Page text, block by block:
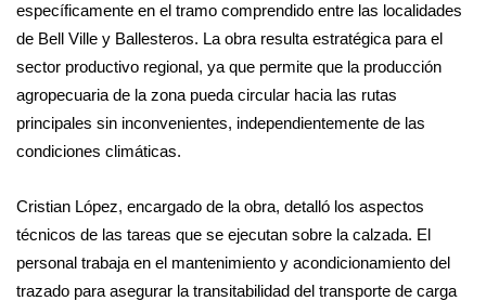
específicamente en el tramo comprendido entre las localidades
de Bell Ville y Ballesteros. La obra resulta estratégica para el
sector productivo regional, ya que permite que la producción
agropecuaria de la zona pueda circular hacia las rutas
principales sin inconvenientes, independientemente de las
condiciones climáticas.
Cristian López, encargado de la obra, detalló los aspectos
técnicos de las tareas que se ejecutan sobre la calzada. El
personal trabaja en el mantenimiento y acondicionamiento del
trazado para asegurar la transitabilidad del transporte de carga